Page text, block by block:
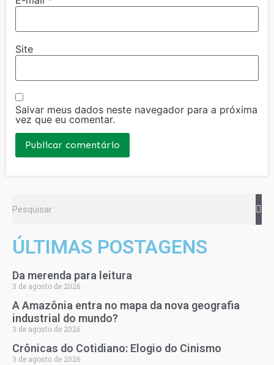
Site
Salvar meus dados neste navegador para a próxima
vez que eu comentar.
ÚLTIMAS POSTAGENS
Da merenda para leitura
3 de agosto de 2026
A Amazônia entra no mapa da nova geografia
industrial do mundo?
3 de agosto de 2026
Crônicas do Cotidiano: Elogio do Cinismo
3 de agosto de 2026